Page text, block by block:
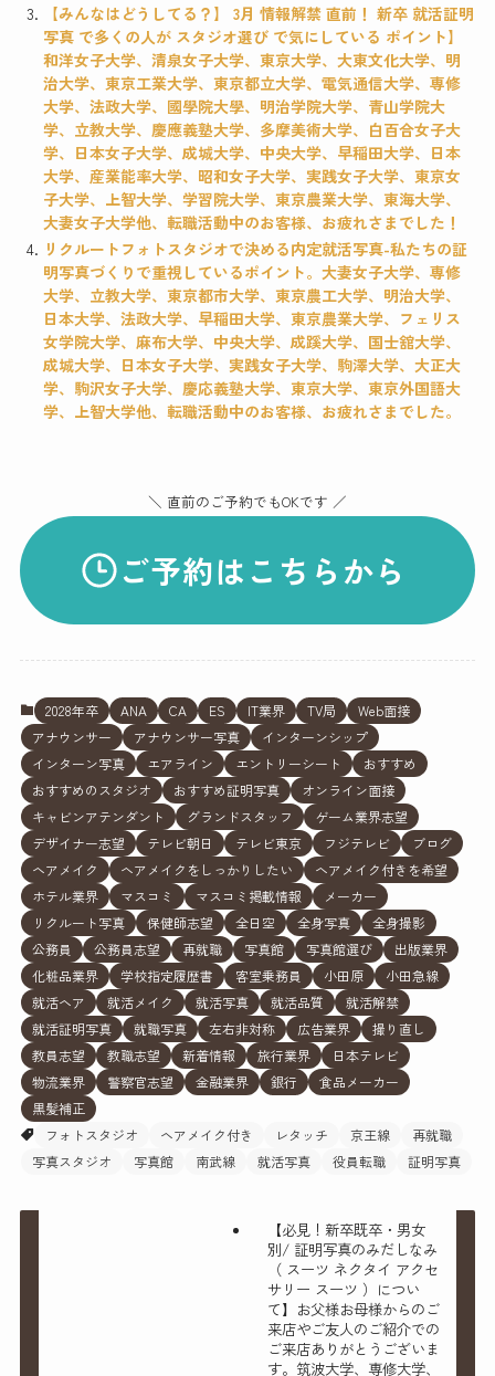
【みんなはどうしてる？】 3月 情報解禁 直前！ 新卒 就活証明
写真 で多くの人が スタジオ選び で気にしている ポイント】
和洋女子大学、清泉女子大学、東京大学、大東文化大学、明
治大学、東京工業大学、東京都立大学、電気通信大学、専修
大学、法政大学、國學院大學、明治学院大学、青山学院大
学、立教大学、慶應義塾大学、多摩美術大学、白百合女子大
学、日本女子大学、成城大学、中央大学、早稲田大学、日本
大学、産業能率大学、昭和女子大学、実践女子大学、東京女
子大学、上智大学、学習院大学、東京農業大学、東海大学、
大妻女子大学他、転職活動中のお客様、お疲れさまでした！
リクルートフォトスタジオで決める内定就活写真-私たちの証
明写真づくりで重視しているポイント。大妻女子大学、専修
大学、立教大学、東京都市大学、東京農工大学、明治大学、
日本大学、法政大学、早稲田大学、東京農業大学、フェリス
女学院大学、麻布大学、中央大学、成蹊大学、国士舘大学、
成城大学、日本女子大学、実践女子大学、駒澤大学、大正大
学、駒沢女子大学、慶応義塾大学、東京大学、東京外国語大
学、上智大学他、転職活動中のお客様、お疲れさまでした。
＼ 直前のご予約でもOKです ／
ご予約はこちらから
2028年卒 ANA CA ES IT業界 TV局
Web面接
アナウンサー
アナウンサー写真
インターンシップ
インターン写真
エアライン エントリーシート
おすすめ
おすすめのスタジオ
おすすめ証明写真
オンライン面接
キャビンアテンダント
グランドスタッフ
ゲーム業界志望
デザイナー志望
テレビ朝日 テレビ東京 フジテレビ
ブログ
ヘアメイク
ヘアメイクをしっかりしたい
ヘアメイク付きを希望
ホテル業界
マスコミ マスコミ掲載情報
メーカー
リクルート写真
保健師志望 全日空 全身写真
全身撮影
公務員
公務員志望 再就職 写真館 写真館選び
出版業界
化粧品業界
学校指定履歴書 客室乗務員 小田原
小田急線
就活ヘア
就活メイク 就活写真 就活品質
就活解禁
就活証明写真
就職写真 左右非対称 広告業界
撮り直し
教員志望
教職志望 新着情報 旅行業界
日本テレビ
物流業界
警察官志望 金融業界 銀行
食品メーカー
黒髪補正
フォトスタジオ
ヘアメイク付き レタッチ 京王線
再就職
写真スタジオ
写真館 南武線 就活写真 役員転職 証明写真
【必見！新卒既卒・男女
別/ 証明写真のみだしなみ
（ スーツ ネクタイ アクセ
サリー スーツ ）につい
て】お父様お母様からのご
来店やご友人のご紹介での
ご来店ありがとうございま
す。筑波大学、専修大学、